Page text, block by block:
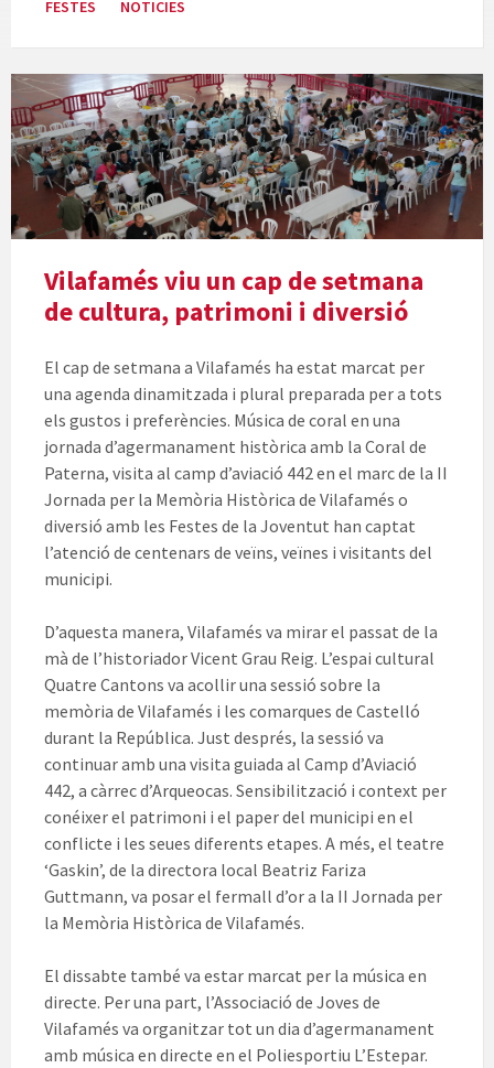
FESTES
NOTICIES
Vilafamés viu un cap de setmana
de cultura, patrimoni i diversió
El cap de setmana a Vilafamés ha estat marcat per
una agenda dinamitzada i plural preparada per a tots
els gustos i preferències. Música de coral en una
jornada d’agermanament històrica amb la Coral de
Paterna, visita al camp d’aviació 442 en el marc de la II
Jornada per la Memòria Històrica de Vilafamés o
diversió amb les Festes de la Joventut han captat
l’atenció de centenars de veïns, veïnes i visitants del
municipi.
D’aquesta manera, Vilafamés va mirar el passat de la
mà de l’historiador Vicent Grau Reig. L’espai cultural
Quatre Cantons va acollir una sessió sobre la
memòria de Vilafamés i les comarques de Castelló
durant la República. Just després, la sessió va
continuar amb una visita guiada al Camp d’Aviació
442, a càrrec d’Arqueocas. Sensibilització i context per
conéixer el patrimoni i el paper del municipi en el
conflicte i les seues diferents etapes. A més, el teatre
‘Gaskin’, de la directora local Beatriz Fariza
Guttmann, va posar el fermall d’or a la II Jornada per
la Memòria Històrica de Vilafamés.
El dissabte també va estar marcat per la música en
directe. Per una part, l’Associació de Joves de
Vilafamés va organitzar tot un dia d’agermanament
amb música en directe en el Poliesportiu L’Estepar.